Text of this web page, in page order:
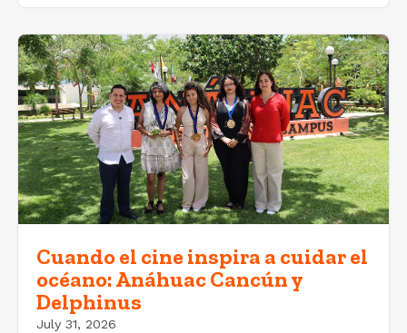
Cuando el cine inspira a cuidar el
océano: Anáhuac Cancún y
Delphinus
July 31, 2026